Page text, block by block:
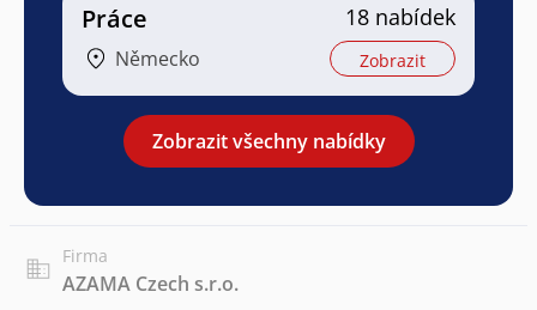
Práce
Německo
18 nabídek
Zobrazit
Zobrazit všechny nabídky
Firma
AZAMA Czech s.r.o.